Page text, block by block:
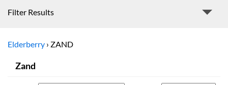
Filter Results
Elderberry › ZAND
Zand